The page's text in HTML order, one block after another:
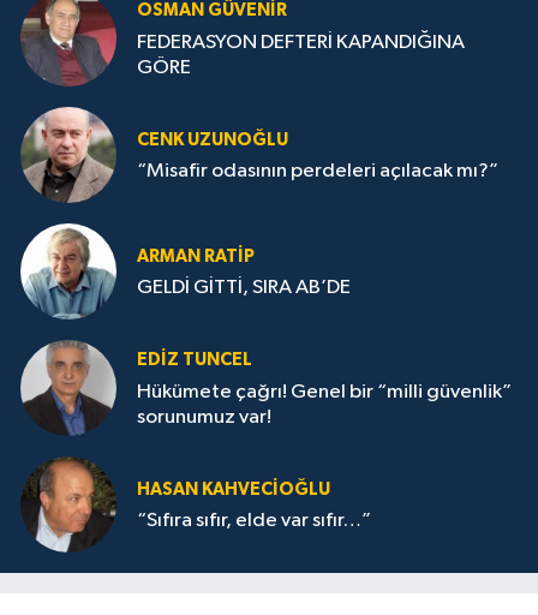
OSMAN GÜVENİR
FEDERASYON DEFTERİ KAPANDIĞINA
GÖRE
CENK UZUNOĞLU
“Misafir odasının perdeleri açılacak mı?”
ARMAN RATİP
GELDİ GİTTİ, SIRA AB’DE
EDIZ TUNCEL
Hükümete çağrı! Genel bir “milli güvenlik”
sorunumuz var!
HASAN KAHVECİOĞLU
“Sıfıra sıfır, elde var sıfır…”